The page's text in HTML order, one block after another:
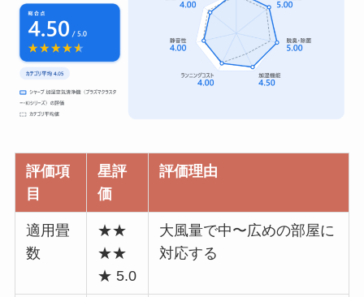
評価項
目
星評
価
評価理由
適用畳
数
★★
★★
★ 5.0
大風量で中〜広めの部屋に
対応する